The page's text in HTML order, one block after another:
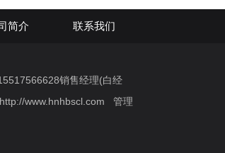
简介 联系我们
销售经理(白经
http://www.hnhbscl.com
管理